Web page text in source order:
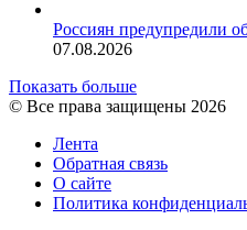
Россиян предупредили
07.08.2026
Показать больше
© Все права защищены 2026
Лента
Обратная связь
О сайте
Политика